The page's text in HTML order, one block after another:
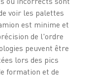
voir les palettes
est minime et
de l'ordre
peuvent être
lors des pics
formation et de